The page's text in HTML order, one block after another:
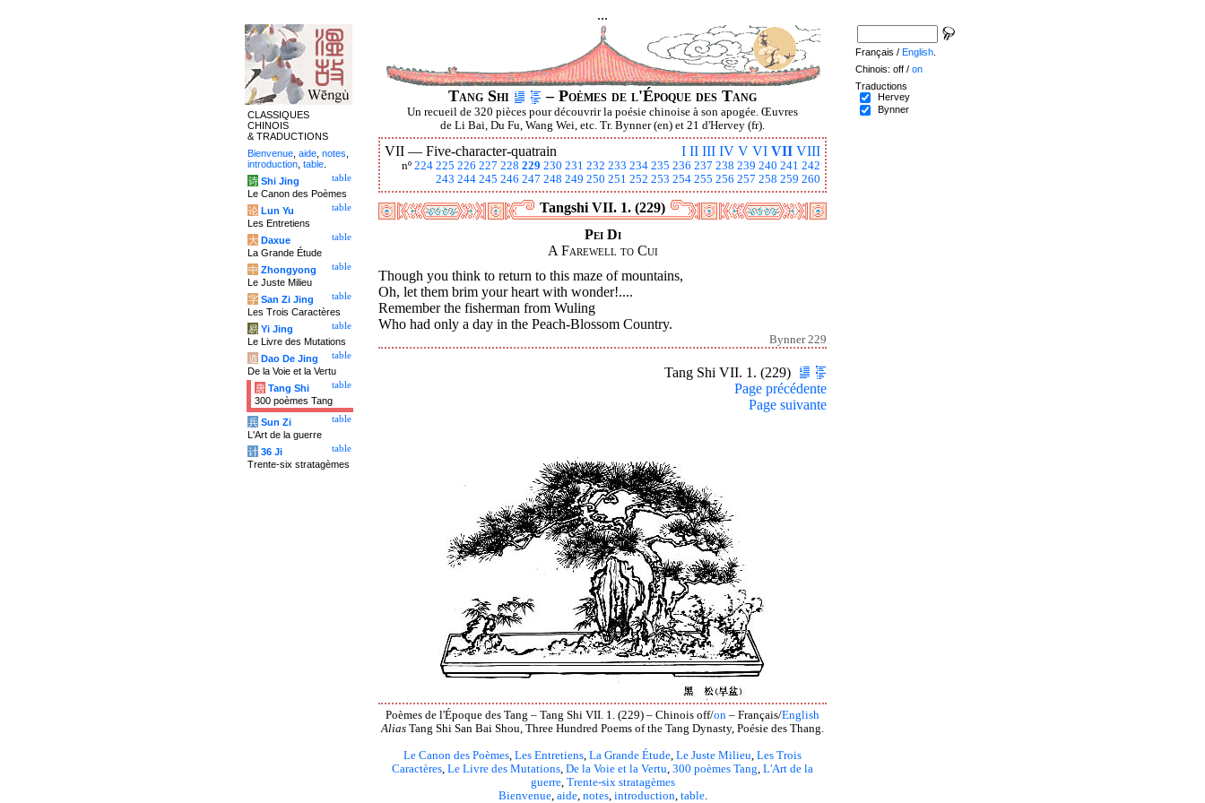
...
Tang Shi – Poèmes de l'Époque des Tang
Un recueil de 320 pièces pour découvrir la poésie chinoise à son apogée. Œuvres
de Li Bai, Du Fu, Wang Wei, etc. Tr. Bynner (en) et 21 d'Hervey (fr).
I II III IV V VI VII VIII
VII — Five-character-quatrain
nº 224 225 226 227 228 229 230 231 232 233 234 235 236 237 238 239 240 241 242
243 244 245 246 247 248 249 250 251 252 253 254 255 256 257 258 259 260
Tangshi VII. 1. (229)
Pei Di
A Farewell to Cui
Though you think to return to this maze of mountains,
Oh, let them brim your heart with wonder!....
Remember the fisherman from Wuling
Who had only a day in the Peach-Blossom Country.
Bynner 229
Tang Shi VII. 1. (229)
Page précédente
Page suivante
Poèmes de l'Époque des Tang – Tang Shi VII. 1. (229) – Chinois off/on – Français/English
Alias Tang Shi San Bai Shou, Three Hundred Poems of the Tang Dynasty, Poésie des Thang.
Le Canon des Poèmes, Les Entretiens, La Grande Étude, Le Juste Milieu, Les Trois
Caractères, Le Livre des Mutations, De la Voie et la Vertu, 300 poèmes Tang, L'Art de la
guerre, Trente-six stratagèmes
Bienvenue, aide, notes, introduction, table.
CLASSIQUES
CHINOIS
& TRADUCTIONS
Bienvenue aide notes
introduction table
table
诗 Shi Jing
Le Canon des Poèmes
table
论 Lun Yu
Les Entretiens
table
大 Daxue
La Grande Étude
table
中 Zhongyong
Le Juste Milieu
table
字 San Zi Jing
Les Trois Caractères
table
易 Yi Jing
Le Livre des Mutations
table
道 Dao De Jing
De la Voie et la Vertu
table
唐 Tang Shi
300 poèmes Tang
table
兵 Sun Zi
L'Art de la guerre
table
计 36 Ji
Trente-six stratagèmes
Français / English
Chinois: off / on
Traductions
Hervey
Bynner